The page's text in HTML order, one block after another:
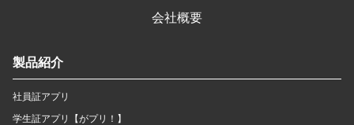
会社概要
製品紹介
社員証アプリ
学生証アプリ【がプリ！】